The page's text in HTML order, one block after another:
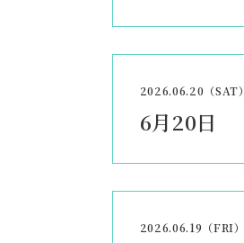
2026.06.20（SAT）
6月20日
2026.06.19（FRI）